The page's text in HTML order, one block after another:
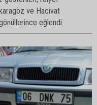
ve Hacivat
eğlendi.